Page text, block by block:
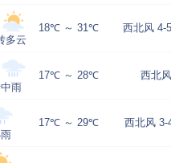
多云
18℃ ～ 31℃ 西北风 4-
雨
17℃ ～ 28℃ 西北
17℃ ～ 29℃ 西北风 3-